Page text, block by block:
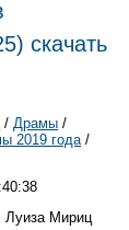
скачать
/Драмы /
2019 года/
Луиза Мириц